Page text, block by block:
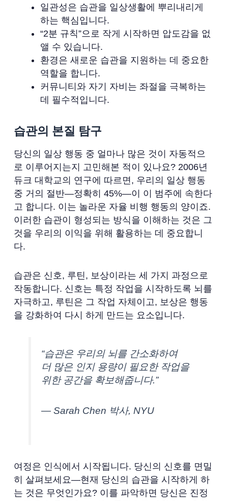
일관성은 습관을 일상생활에 뿌리내리게
하는 핵심입니다.
“2분 규칙”으로 작게 시작하면 압도감을 없
앨 수 있습니다.
환경은 새로운 습관을 지원하는 데 중요한
역할을 합니다.
커뮤니티와 자기 자비는 좌절을 극복하는
데 필수적입니다.
습관의 본질 탐구
당신의 일상 행동 중 얼마나 많은 것이 자동적으
로 이루어지는지 고민해본 적이 있나요? 2006년
듀크 대학교의 연구에 따르면, 우리의 일상 행동
중 거의 절반—정확히 45%—이 이 범주에 속한다
고 합니다. 이는 놀라운 자율 비행 행동의 양이죠.
이러한 습관이 형성되는 방식을 이해하는 것은 그
것을 우리의 이익을 위해 활용하는 데 중요합니
다.
습관은 신호, 루틴, 보상이라는 세 가지 과정으로
작동합니다. 신호는 특정 작업을 시작하도록 뇌를
자극하고, 루틴은 그 작업 자체이고, 보상은 행동
을 강화하여 다시 하게 만드는 요소입니다.
“습관은 우리의 뇌를 간소화하여
더 많은 인지 용량이 필요한 작업을
위한 공간을 확보해줍니다.”
— Sarah Chen 박사, NYU
여정은 인식에서 시작됩니다. 당신의 신호를 면밀
히 살펴보세요—현재 당신의 습관을 시작하게 하
는 것은 무엇인가요? 이를 파악하면 당신은 진정